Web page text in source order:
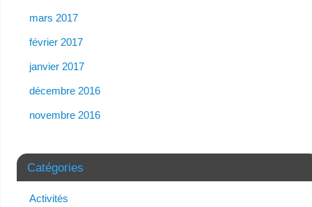
mars 2017
février 2017
janvier 2017
décembre 2016
novembre 2016
Catégories
Activités